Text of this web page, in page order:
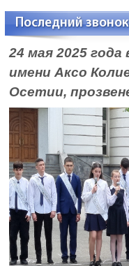
Последний звонок
24 мая 2025 года
имени Аксо
Осетии,